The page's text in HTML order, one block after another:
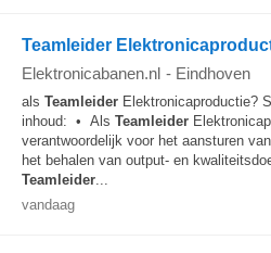
Teamleider
Elektronicabanen.nl - Eindhoven
als Teamleider Elektronicaproductie?
inhoud: • Als Teamleider
verantwoordelijk voor het aansturen
het behalen van output- en
Teamleider...
vandaag